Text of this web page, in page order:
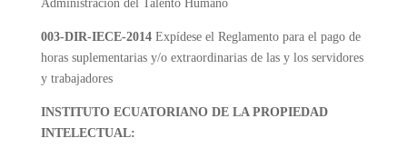
Administración del Talento Humano
003-DIR-IECE-2014Expídese el Reglamento para el pago de
horas suplementarias y/o extraordinarias de las y los servidores
y trabajadores
INSTITUTO ECUATORIANO DE LA PROPIEDAD
INTELECTUAL: